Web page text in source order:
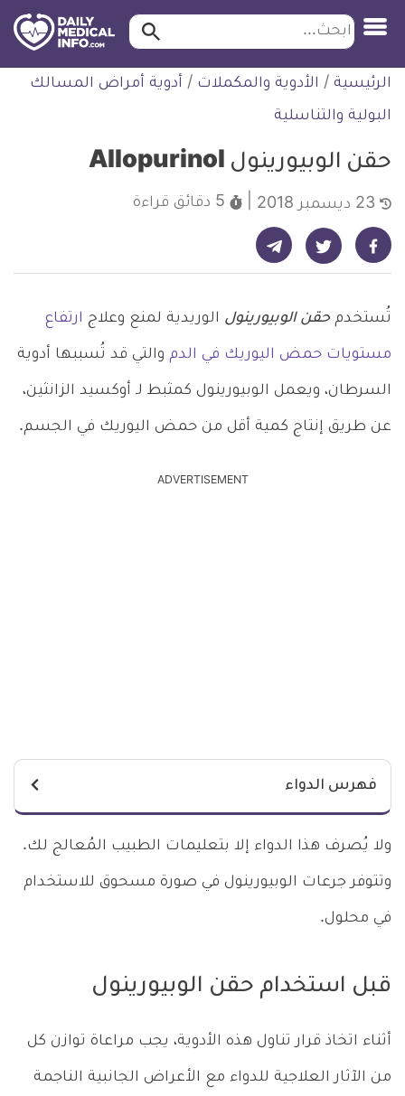
التخطي
للمحتوى
طبية
ابحث ابحث…
الرئيسية / الأدوية والمكملات / أدوية أمراض المسالك
البولية والتناسلية
حقن الوبيورينول Allopurinol
5 دقائق قراءة
شارك على فيسبوك - ديلي ميديكال انفو شارك على تويتر - ديلي ميديكال انفو شارك على تيليجرام - ديلي ميديكال انفو
تُستخدمحقن الوبيورينول الوريدية لمنع وعلاج ارتفاع
مستويات حمض اليوريك في الدم والتي قد تُسببها أدوية
السرطان، ويعمل الوبيورينول كمثبط لـ أوكسيد الزانثين،
عن طريق إنتاج كمية أقل من حمض اليوريك في الجسم.
ADVERTISEMENT
فهرس الدواء
ولا يُصرف هذا الدواء إلا بتعليمات الطبيب المُعالج لك.
وتتوفر جرعات الوبيورينول في صورة مسحوق للاستخدام
في محلول.
قبل استخدام حقن الوبيورينول
أثناء اتخاذ قرار تناول هذه الأدوية، يجب مراعاة توازن كل
من الآثار العلاجية للدواء مع الأعراض الجانبية الناجمة